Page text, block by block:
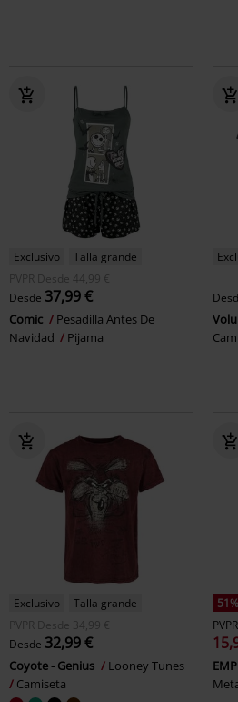
Exclusivo
Talla grande
PVPR
Desde 44,99 €
Desde 37,99 €
Comic
Pesadilla Antes De
Navidad
Pijama
Exclusivo
Talla grande
PVPR
Desde 34,99 €
Desde 32,99 €
Coyote - Genius
Looney Tunes
Camiseta
PVPR